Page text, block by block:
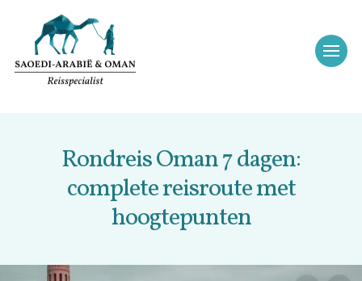
Rondreis Oman 7 dagen:
complete reisroute met
hoogtepunten